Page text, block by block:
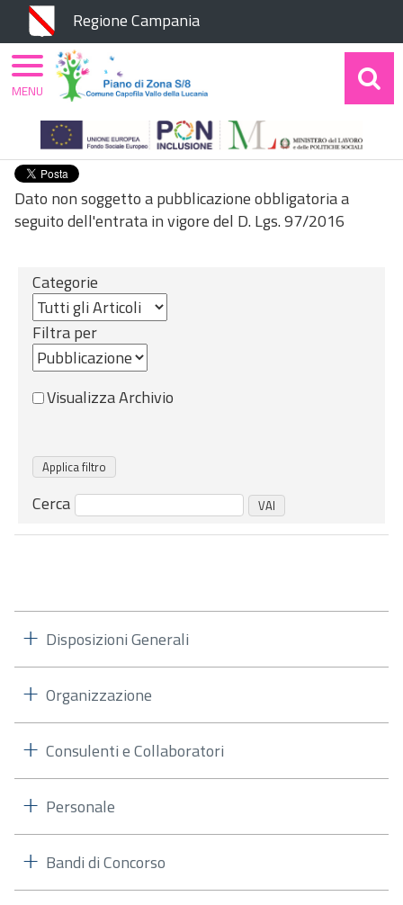
Regione Campania
MENUHome Amministrazione Trasparente
Controlli
sulle imprese
Dato non soggetto a pubblicazione obbligatoria a
seguito dell'entrata in vigore del D. Lgs. 97/2016
Categorie
Filtra per
Visualizza Archivio
Cerca
Disposizioni Generali
Organizzazione
Consulenti e Collaboratori
Personale
Bandi di Concorso